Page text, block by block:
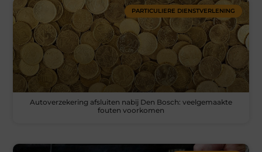
PARTICULIERE DIENSTVERLENING
Autoverzekering afsluiten nabij Den Bosch: veelgemaakte
fouten voorkomen